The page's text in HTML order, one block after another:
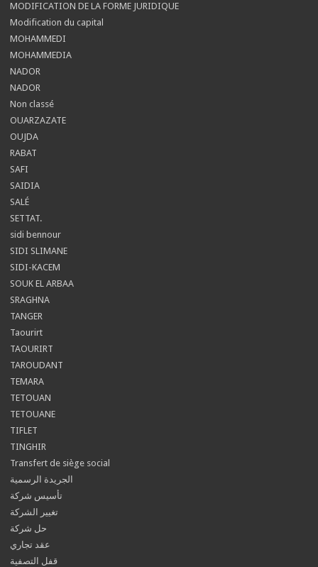
MODIFICATION DE LA FORME JURIDIQUE
Modification du capital
MOHAMMEDI
MOHAMMEDIA
NADOR
NADOR
Non classé
OUARZAZATE
OUJDA
RABAT
SAFI
SAIDIA
SALÉ
SETTAT.
sidi bennour
SIDI SLIMANE
SIDI-KACEM
SOUK EL ARBAA
SRAGHNA
TANGER
Taourirt
TAOURIRT
TAROUDANT
TEMARA
TETOUAN
TETOUANE
TIFLET
TINGHIR
Transfert de siège social
الجريدة الرسمية
تأسيس شركة
تغيير الشركة
حل شركة
عقد تجاري
قفل التصفية